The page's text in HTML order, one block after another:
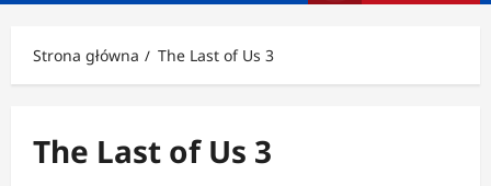
Strona główna The Last of Us 3
The Last of Us 3